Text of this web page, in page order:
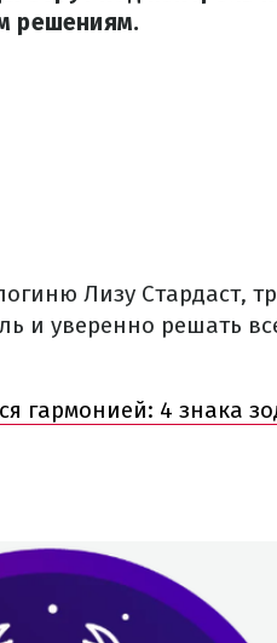
решениям.
Лизу Стардаст,
и уверенно решать
гармонией: 4 знака